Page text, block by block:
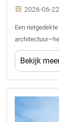
2026-06-
Een
die diep
authentieke,
Bekijk